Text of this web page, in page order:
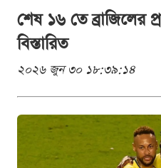
শেষ ১৬ তে ব্রাজিলের
বিস্তারিত
২০২৬ জুন ৩০ ১৮:৩৯:১৪